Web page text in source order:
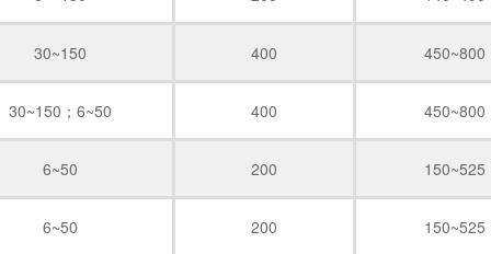
30~150 400 450~800
30~150；6~50 400 450~800
6~50 200 150~525
6~50 200 150~525